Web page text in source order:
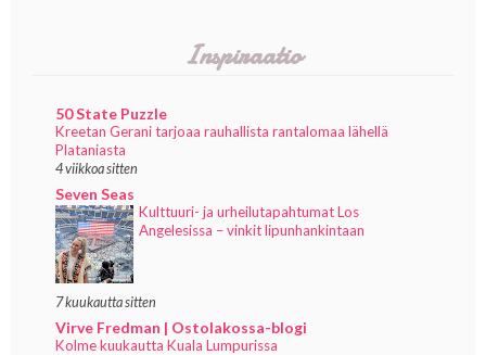
Inspiraatio
50 State Puzzle
Kreetan Gerani tarjoaa rauhallista rantalomaa lähellä
Plataniasta
4 viikkoa sitten
Seven Seas
Kulttuuri- ja urheilutapahtumat Los
Angelesissa – vinkit lipunhankintaan
7 kuukautta sitten
Virve Fredman | Ostolakossa-blogi
Kolme kuukautta Kuala Lumpurissa